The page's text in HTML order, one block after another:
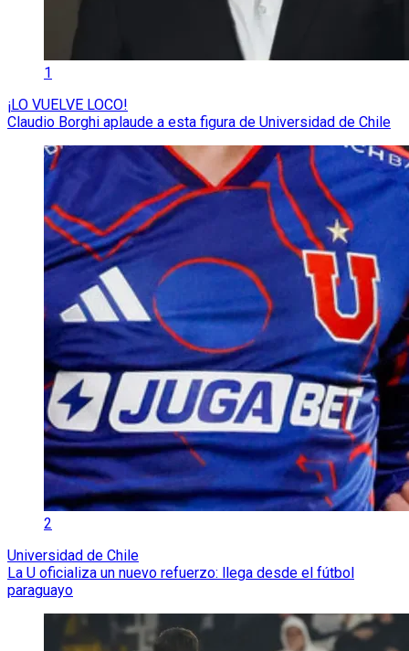
1
¡LO VUELVE LOCO!
Claudio Borghi aplaude a esta figura de Universidad de Chile
2
Universidad de Chile
La U oficializa un nuevo refuerzo: llega desde el fútbol
paraguayo